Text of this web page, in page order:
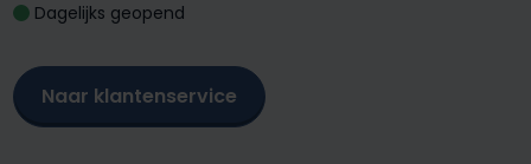
Dagelijks geopend
Naar klantenservice